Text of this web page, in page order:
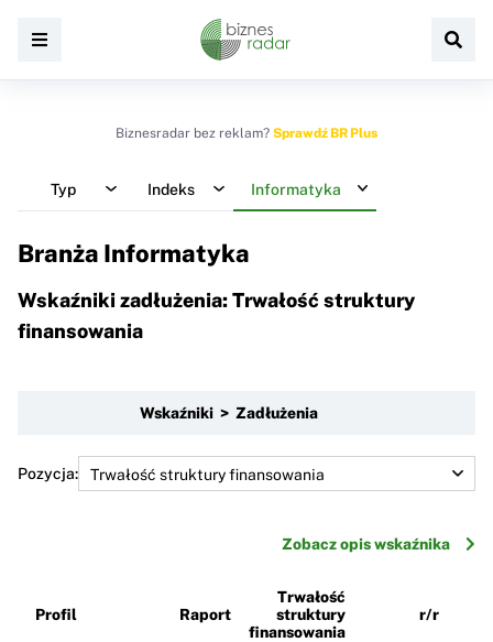
Biznesradar bez reklam? Sprawdź BR Plus
Typ Indeks Informatyka
Branża Informatyka
Wskaźniki zadłużenia: Trwałość struktury
finansowania
Wskaźniki > Zadłużenia
Pozycja:
Zobacz opis wskaźnika
Profil Raport
Trwałość
struktury
finansowania
r/r